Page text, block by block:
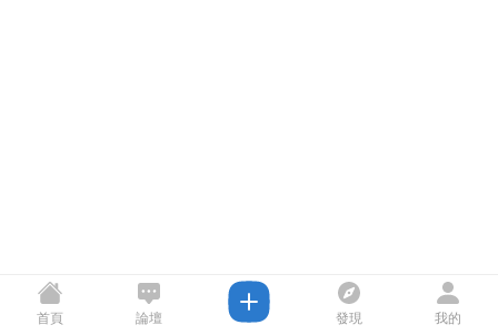
首頁 論壇 發現 我的